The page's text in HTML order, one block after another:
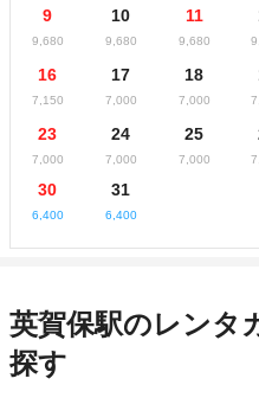
9
9,680
10
9,680
11
9,680
16
7,150
17
7,000
18
7,000
23
7,000
24
7,000
25
7,000
30
6,400
31
6,400
英賀保駅のレンタ
探す